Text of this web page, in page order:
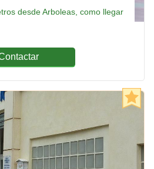
desde Arboleas, como llegar